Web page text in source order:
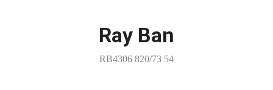
Ray Ban
RB4306 820/73 54